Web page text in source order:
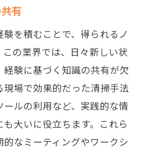
有
を積むことで、得られるノ
の業界では、日々新しい状
験に基づく知識の共有が欠
場で効果的だった清掃手法
ルの利用など、実践的な情
大いに役立ちます。これら
なミーティングやワークシ